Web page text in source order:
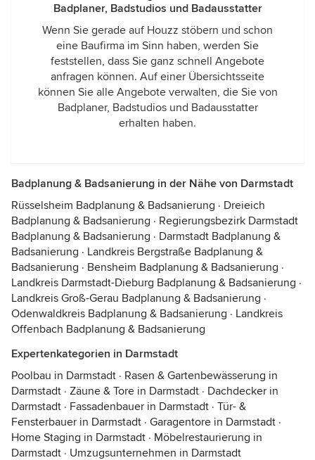
Badplaner, Badstudios und Badausstatter
Wenn Sie gerade auf Houzz stöbern und schon
eine Baufirma im Sinn haben, werden Sie
feststellen, dass Sie ganz schnell Angebote
anfragen können. Auf einer Übersichtsseite
können Sie alle Angebote verwalten, die Sie von
Badplaner, Badstudios und Badausstatter
erhalten haben.
Badplanung & Badsanierung in der Nähe von Darmstadt
Rüsselsheim Badplanung & Badsanierung · Dreieich
Badplanung & Badsanierung · Regierungsbezirk Darmstadt
Badplanung & Badsanierung · Darmstadt Badplanung &
Badsanierung · Landkreis Bergstraße Badplanung &
Badsanierung · Bensheim Badplanung & Badsanierung ·
Landkreis Darmstadt-Dieburg Badplanung & Badsanierung ·
Landkreis Groß-Gerau Badplanung & Badsanierung ·
Odenwaldkreis Badplanung & Badsanierung · Landkreis
Offenbach Badplanung & Badsanierung
Expertenkategorien in Darmstadt
Poolbau in Darmstadt · Rasen & Gartenbewässerung in
Darmstadt · Zäune & Tore in Darmstadt · Dachdecker in
Darmstadt · Fassadenbauer in Darmstadt · Tür- &
Fensterbauer in Darmstadt · Garagentore in Darmstadt ·
Home Staging in Darmstadt · Möbelrestaurierung in
Darmstadt · Umzugsunternehmen in Darmstadt